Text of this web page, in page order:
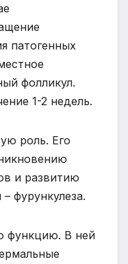
патогенных
фолликул.
1-2 недель.
роль. Его
и развитию
фурункулеза.
функцию. В ней